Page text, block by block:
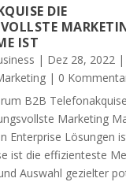
DIE
IST
| Dez 28, 2022|
| 0
B2B
Marketing
Enterprise Lösungen
ist die effizienteste
Auswahl gezielter